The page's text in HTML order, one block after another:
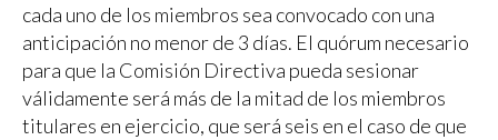
cada uno de los miembros sea convocado con una
anticipación no menor de 3 días. El quórum necesario
para que la Comisión Directiva pueda sesionar
válidamente será más de la mitad de los miembros
titulares en ejercicio, que será seis en el caso de que